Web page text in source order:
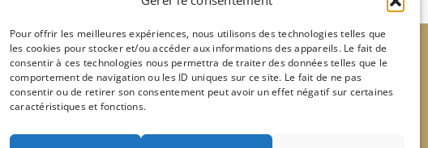
Pour offrir les meilleures expériences, nous utilisons des technologies telles que
les cookies pour stocker et/ou accéder aux informations des appareils. Le fait de
consentir à ces technologies nous permettra de traiter des données telles que le
comportement de navigation ou les ID uniques sur ce site. Le fait de ne pas
consentir ou de retirer son consentement peut avoir un effet négatif sur certaines
caractéristiques et fonctions.
Notre-Dame de Lourdes